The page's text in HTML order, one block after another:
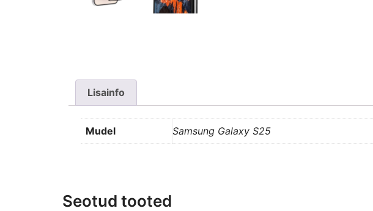
Lisainfo
Mudel Samsung Galaxy S25
Seotud tooted